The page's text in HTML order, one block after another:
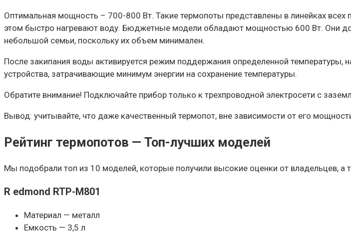
Оптимальная мощность – 700-800 Вт. Такие термопоты представлены в линейках всех
этом быстро нагревают воду. Бюджетные модели обладают мощностью 600 Вт. Они
небольшой семьи, поскольку их объем минимален.
После закипания воды активируется режим поддержания определенной
устройства, затрачивающие минимум энергии на сохранение температуры.
Обратите внимание! Подключайте прибор только к трехпроводной электросети с
Вывод: учитывайте, что даже качественный термопот, вне зависимости от его
Рейтинг термопотов — Топ-лучших моделей
Мы подобрали топ из 10 моделей, которые получили высокие оценки от владельцев, а
R edmond RTP-M801
Материал — металл
Емкость — 3,5 л